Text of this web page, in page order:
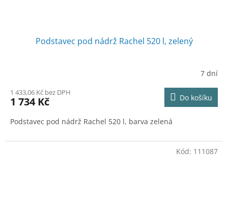
Podstavec pod nádrž Rachel 520 l, zelený
7 dní
1 433,06 Kč bez DPH
1 734 Kč Do košíku
Podstavec pod nádrž Rachel 520 l, barva zelená
Kód: 111087